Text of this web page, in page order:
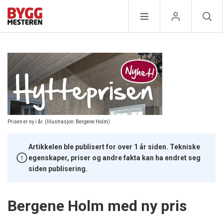
Prisen er ny i år. (Illustrasjon: Bergene Holm)
Artikkelen ble publisert for over 1 år siden. Tekniske
egenskaper, priser og andre fakta kan ha endret seg
siden publisering.
Bergene Holm med ny pris